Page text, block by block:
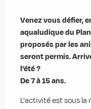
Venez vous défier,
aqualudique du
proposés par les
seront permis.
l'été ?
De 7 à 15 ans.
L'activité est sous la